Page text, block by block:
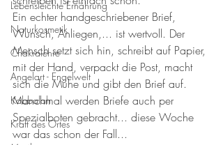
Lebensleichte Ernährung
Naturkosmetik
Chakralehre
Angelart - Engelwelt
Kabbalah
Kraft des Ortes
Ein echter handgeschriebener Brief,
Wunsch, Anliegen,... ist wertvoll. Der
Mensch setzt sich hin, schreibt auf Papier,
mit der Hand, verpackt die Post, macht
sich die Mühe und gibt den Brief auf.
Manchmal werden Briefe auch per
Spezialboten gebracht... diese Woche
war das schon der Fall...